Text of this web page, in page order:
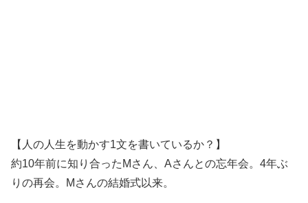
【人の人生を動かす1文を書いているか？】
約10年前に知り合ったMさん、Aさんとの忘年会。4年ぶ
りの再会。Mさんの結婚式以来。